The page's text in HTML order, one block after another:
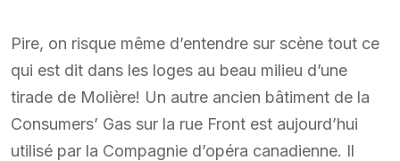
Pire, on risque même d’entendre sur scène tout ce
qui est dit dans les loges au beau milieu d’une
tirade de Molière! Un autre ancien bâtiment de la
Consumers’ Gas sur la rue Front est aujourd’hui
utilisé par la Compagnie d’opéra canadienne. Il